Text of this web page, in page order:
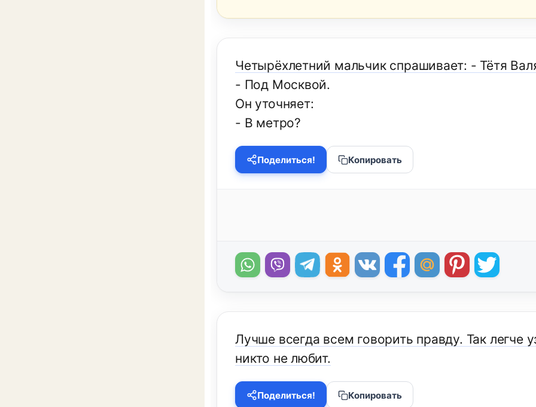
Четырёхлетний мальчик спрашивает: - Тётя
- Под Москвой.
Он уточняет:
- В метро?
Поделиться! Копировать
Лучше всегда всем говорить правду. Так легче
никто не любит.
Поделиться! Копировать